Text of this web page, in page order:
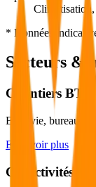
* Données
Secteurs &
Chantiers BTP
Base vie, bureaux
En savoir plus
Collectivités